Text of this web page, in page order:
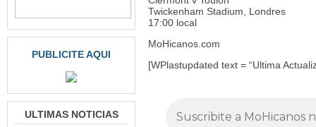
PUBLICITE AQUI
ULTIMAS NOTICIAS
Twickenham Stadium, Londres
17:00 local
MoHicanos.com
[WPlastupdated text = “Ultima